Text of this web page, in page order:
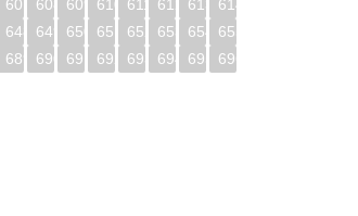
607 608 609 610 611 612 613
614
648 649 650 651 652 653 654
655
689 690 691 692 693 694 695
696